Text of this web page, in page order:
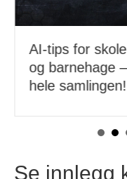
AI-tips for skole
og barnehage –
hele samlingen!
Se innlegg